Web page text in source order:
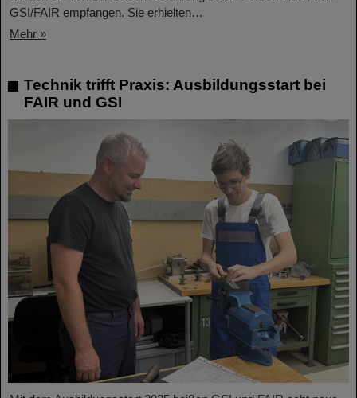
GSI/FAIR empfangen. Sie erhielten…
Mehr »
Technik trifft Praxis: Ausbildungsstart bei
FAIR und GSI